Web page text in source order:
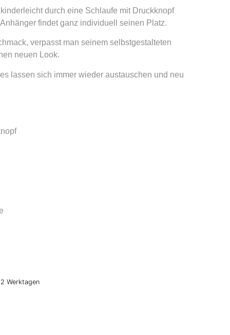
durch eine Schlaufe mit Druckknopf
findet ganz individuell seinen Platz.
verpasst man seinem selbstgestalteten
neuen Look.
lassen sich immer wieder austauschen und neu
Werktagen